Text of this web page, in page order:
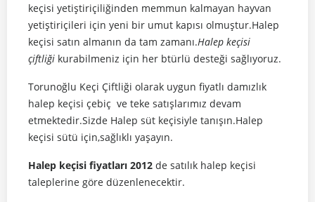
keçisi yetiştiriçiliğinden memmun kalmayan hayvan
yetiştiriçileri için yeni bir umut kapısı olmuştur.Halep
keçisi satın almanın da tam zamanı.Halep keçisi
çiftliği kurabilmeniz için her btürlü desteği sağlıyoruz.
Torunoğlu Keçi Çiftliği olarak uygun fiyatlı damızlık
halep keçisi çebiç ve teke satışlarımız devam
etmektedir.Sizde Halep süt keçisiyle tanışın.Halep
keçisi sütü için,sağlıklı yaşayın.
Halep keçisi fiyatları 2012 de satılık halep keçisi
taleplerine göre düzenlenecektir.